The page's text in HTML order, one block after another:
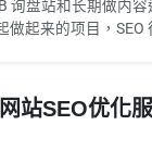
询盘站和长期做内
做起来的项目，
站SEO优化